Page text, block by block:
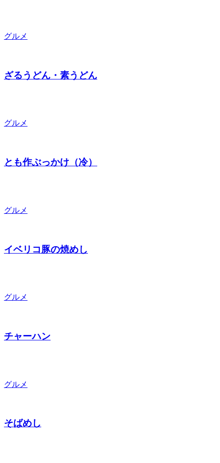
グルメ
ざるうどん・素うどん
グルメ
とも作ぶっかけ（冷）
グルメ
イベリコ豚の焼めし
グルメ
チャーハン
グルメ
そばめし